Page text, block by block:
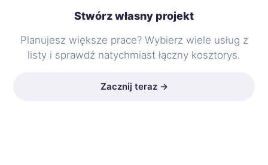
Stwórz własny projekt
Planujesz większe prace? Wybierz wiele usług z
listy i sprawdź natychmiast łączny kosztorys.
Zacznij teraz →